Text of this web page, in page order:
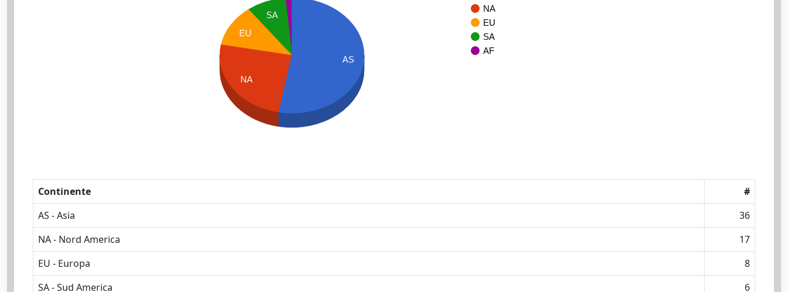
NA
EU
SA
AF
SA
EU
NA
AS
Continente
#
AS - Asia
36
NA - Nord America
17
EU - Europa
8
SA - Sud America
6